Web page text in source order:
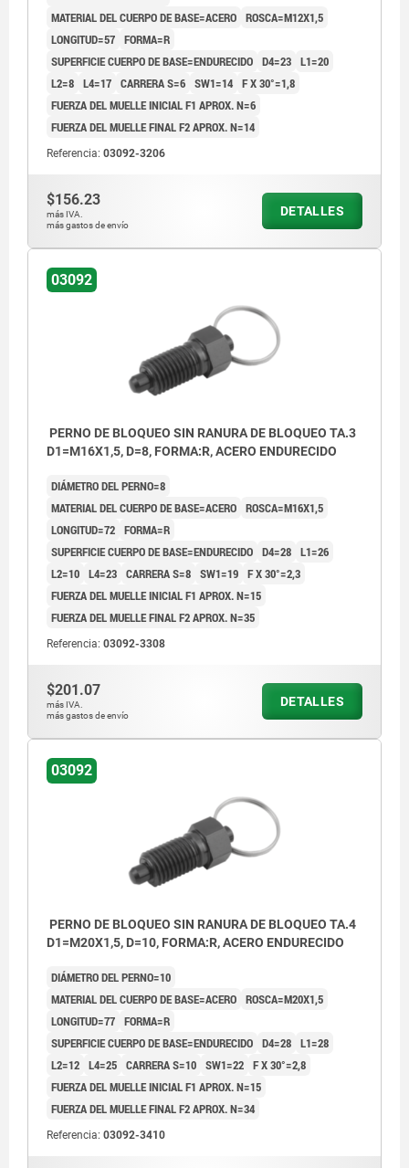
MATERIAL DEL CUERPO DE BASE=ACERO ROSCA=M12X1,5
LONGITUD=57 FORMA=R
SUPERFICIE CUERPO DE BASE=ENDURECIDO D4=23 L1=20
L2=8 L4=17 CARRERA S=6 SW1=14 F X 30°=1,8
FUERZA DEL MUELLE INICIAL F1 APROX. N=6
FUERZA DEL MUELLE FINAL F2 APROX. N=14
Referencia: 03092-3206
$156.23
más IVA.
más gastos de envío
DETALLES
03092
PERNO DE BLOQUEO SIN RANURA DE BLOQUEO TA.3
D1=M16X1,5, D=8, FORMA:R, ACERO ENDURECIDO
DIÁMETRO DEL PERNO=8
MATERIAL DEL CUERPO DE BASE=ACERO ROSCA=M16X1,5
LONGITUD=72 FORMA=R
SUPERFICIE CUERPO DE BASE=ENDURECIDO D4=28 L1=26
L2=10 L4=23 CARRERA S=8 SW1=19 F X 30°=2,3
FUERZA DEL MUELLE INICIAL F1 APROX. N=15
FUERZA DEL MUELLE FINAL F2 APROX. N=35
Referencia: 03092-3308
$201.07
más IVA.
más gastos de envío
DETALLES
03092
PERNO DE BLOQUEO SIN RANURA DE BLOQUEO TA.4
D1=M20X1,5, D=10, FORMA:R, ACERO ENDURECIDO
DIÁMETRO DEL PERNO=10
MATERIAL DEL CUERPO DE BASE=ACERO ROSCA=M20X1,5
LONGITUD=77 FORMA=R
SUPERFICIE CUERPO DE BASE=ENDURECIDO D4=28 L1=28
L2=12 L4=25 CARRERA S=10 SW1=22 F X 30°=2,8
FUERZA DEL MUELLE INICIAL F1 APROX. N=15
FUERZA DEL MUELLE FINAL F2 APROX. N=34
Referencia: 03092-3410